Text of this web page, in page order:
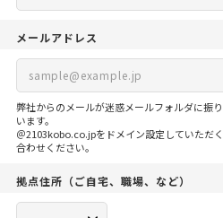
メールアドレス
弊社からのメールが迷惑メールフォルダに振
います。
＠2103kobo.co.jpをドメイン設定していただ
合わせください。
拠点住所 （ご自宅、 職場、など）